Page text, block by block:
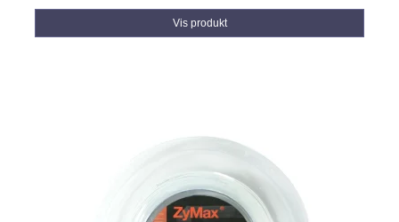
Vis produkt